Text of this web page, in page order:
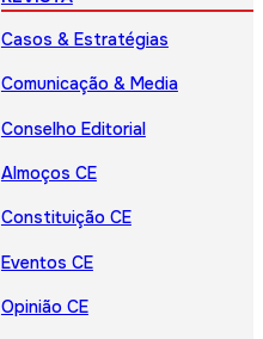
Casos & Estratégias
Comunicação & Media
Conselho Editorial
Almoços CE
Constituição CE
Eventos CE
Opinião CE